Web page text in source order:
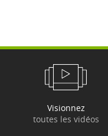
Visionnez
toutes les vidéos